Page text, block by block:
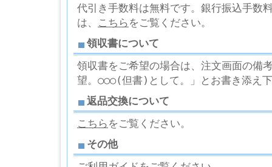
代引き手数料は無料です。銀行振込手数
は、 こちら をご覧ください。
領収書について
領収書をご希望の場合は、注文画面の
望。○○○(但書)として。」とお書き添え
返品交換について
こちら をご覧ください。
その他